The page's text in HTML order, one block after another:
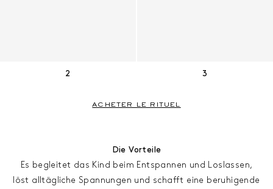
2 3
ACHETER LE RITUEL
Die Vorteile
Es begleitet das Kind beim Entspannen und Loslassen,
löst alltägliche Spannungen und schafft eine beruhigende